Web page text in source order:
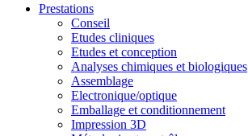
Prestations
Conseil
Etudes cliniques
Etudes et conception
Analyses chimiques et biologiques
Assemblage
Electronique/optique
Emballage et conditionnement
Impression 3D